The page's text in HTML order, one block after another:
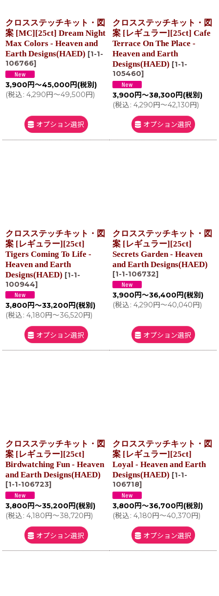
クロスステッチキット・図
案 [MC][25ct] Dream Night
Max Colors - Heaven and
Earth Designs(HAED) [1-1-
106766]
3,900 円～45,000 円 (税別)
(税込: 4,290円～49,500円)
オプション選択
クロスステッチキット・図
案 [レギュラー][25ct] Cafe
Terrace On The Place -
Heaven and Earth
Designs(HAED) [1-1-
105460]
3,900 円～38,300 円 (税別)
(税込: 4,290円～42,130円)
オプション選択
クロスステッチキット・図
案 [レギュラー][25ct]
Tigers Coming To Life -
Heaven and Earth
Designs(HAED) [1-1-
100944]
3,800 円～33,200 円 (税別)
(税込: 4,180円～36,520円)
オプション選択
クロスステッチキット・図
案 [レギュラー][25ct]
Secrets Garden - Heaven
and Earth Designs(HAED)
[1-1-106732]
3,900 円～36,400 円 (税別)
(税込: 4,290円～40,040円)
オプション選択
クロスステッチキット・図
案 [レギュラー][25ct]
Birdwatching Fun - Heaven
and Earth Designs(HAED)
[1-1-106723]
3,800 円～35,200 円 (税別)
(税込: 4,180円～38,720円)
オプション選択
クロスステッチキット・図
案 [レギュラー][25ct]
Loyal - Heaven and Earth
Designs(HAED) [1-1-
106718]
3,800 円～36,700 円 (税別)
(税込: 4,180円～40,370円)
オプション選択